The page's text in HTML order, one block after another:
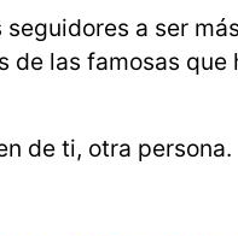
a ser
de las famosas
de ti, otra persona.